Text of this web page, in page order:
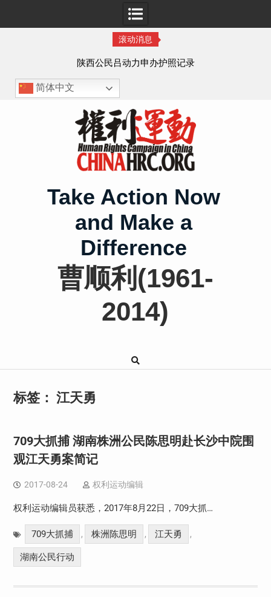
滚动消息
陕西公民吕动力申办护照记录
简体中文
Take Action Now
and Make a
Difference
曹顺利(1961-
2014)
标签： 江天勇
709大抓捕 湖南株洲公民陈思明赴长沙中院围
观江天勇案简记
2017-08-24 权利运动编辑
权利运动编辑员获悉，2017年8月22日，709大抓…
709大抓捕 , 株洲陈思明 , 江天勇 ,
湖南公民行动